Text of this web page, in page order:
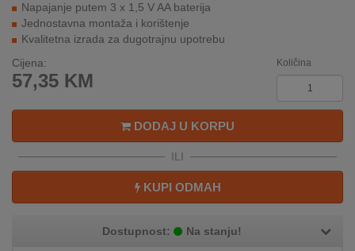
AKCIJE
BRENDOVI
NOVO
U
KONTAKT
Napajanje putem 3 x 1,5 V AA baterija
Jednostavna montaža i korištenje
Kvalitetna izrada za dugotrajnu upotrebu
Cijena:
57,35 KM
Količina
DODAJ U KORPU
ILI
KUPI ODMAH
Dostupnost: Na stanju!